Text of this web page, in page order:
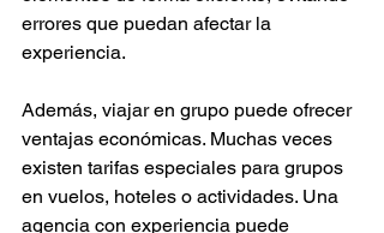
errores que puedan afectar la
experiencia.
Además, viajar en grupo puede ofrecer
ventajas económicas. Muchas veces
existen tarifas especiales para grupos
en vuelos, hoteles o actividades. Una
agencia con experiencia puede